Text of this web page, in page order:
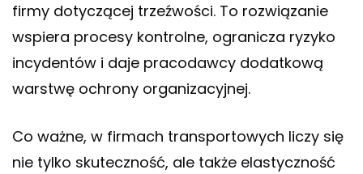
firmy dotyczącej trzeźwości. To rozwiązanie
wspiera procesy kontrolne, ogranicza ryzyko
incydentów i daje pracodawcy dodatkową
warstwę ochrony organizacyjnej.
Co ważne, w firmach transportowych liczy się
nie tylko skuteczność, ale także elastyczność